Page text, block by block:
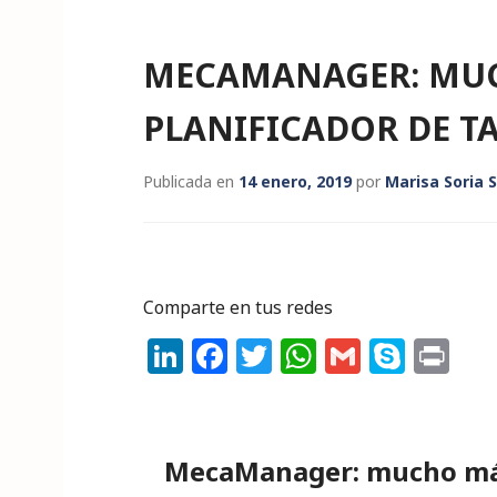
MECAMANAGER:
PLANIFICADOR DE
Publicada en 14 enero, 2019por Marisa Soria
Comparte en tus redes
Li
e
F
e
T
te
W
ts
G
l
S
p t
MecaManager: mucho